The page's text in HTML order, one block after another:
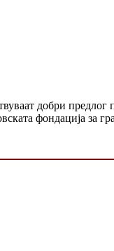
добри предлог
фондација за